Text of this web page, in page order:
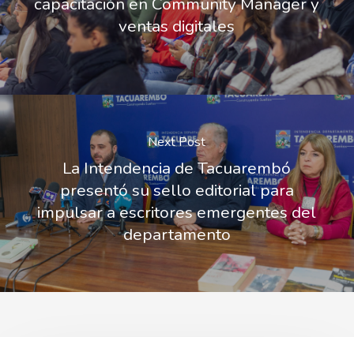
ventas digitales
Next Post
La Intendencia de Tacuarembó
presentó su sello editorial para
impulsar a escritores emergentes del
departamento